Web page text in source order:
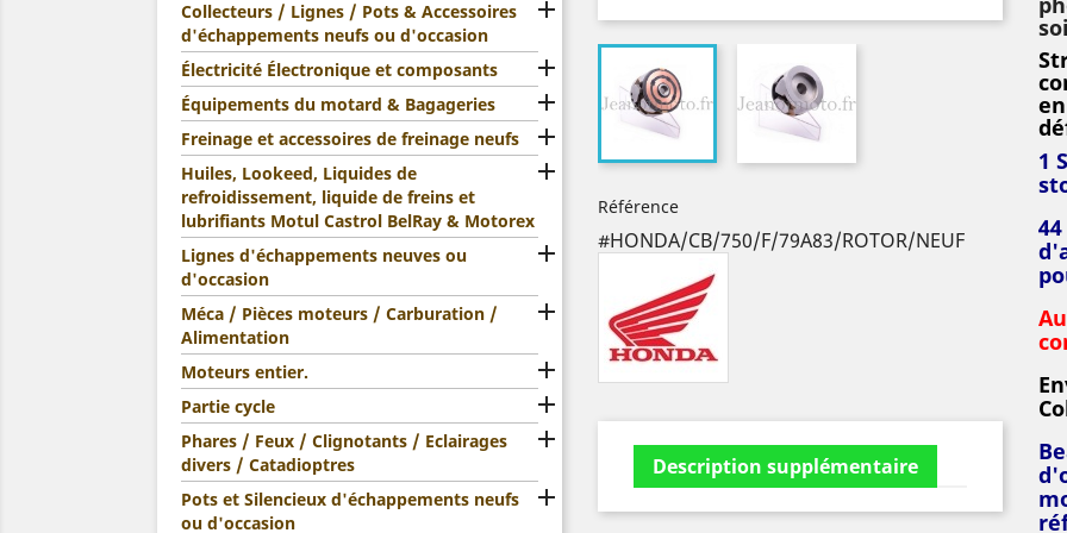
Collecteurs / Lignes / Pots & Accessoires
d'échappements neufs ou d'occasion

Électricité Électronique et composants 
Équipements du motard & Bagageries 
Freinage et accessoires de freinage neufs 
Huiles, Lookeed, Liquides de
refroidissement, liquide de freins et
lubrifiants Motul Castrol BelRay & Motorex

Lignes d'échappements neuves ou
d'occasion

Méca / Pièces moteurs / Carburation /
Alimentation

Moteurs entier. 
Partie cycle 
Phares / Feux / Clignotants / Eclairages
divers / Catadioptres

Pots et Silencieux d'échappements neufs
ou d'occasion

Référence
#HONDA/CB/750/F/79A83/ROTOR/NEUF
Description supplémentaire
1
44